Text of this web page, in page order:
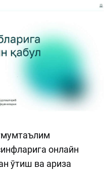
онлайн
ўтиш ва ариза